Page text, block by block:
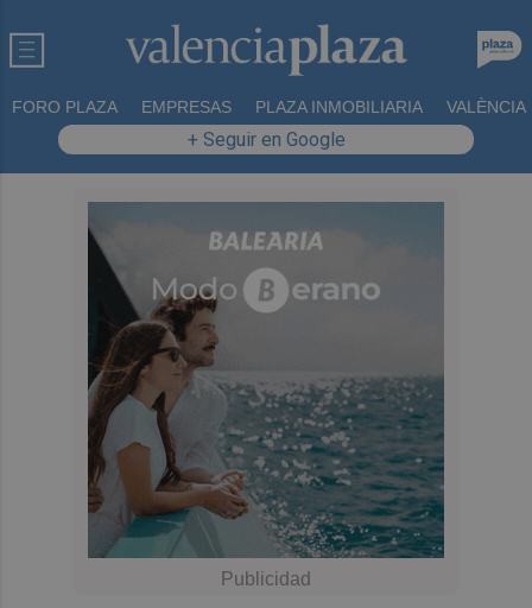
FORO PLAZA EMPRESAS PLAZA INMOBILIARIA VALÈNCIA
+ Seguir en Google